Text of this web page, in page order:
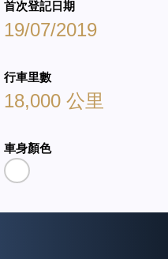
首次登記日期
19/07/2019
行車里數
18,000 公里
車身顏色